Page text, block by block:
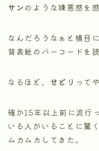
サンのような嫌悪感を感
なんだろうなぁと横目
背表紙のバーコードを
なるほど、 せどり って
確か15年以上前に流行
いる人がいることに驚
ムカムカしてきた。